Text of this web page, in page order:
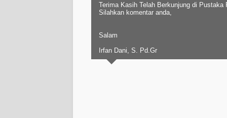
Terima Kasih Telah Berkunjung di Pustaka
Silahkan komentar anda,
Salam
Irfan Dani, S. Pd.Gr